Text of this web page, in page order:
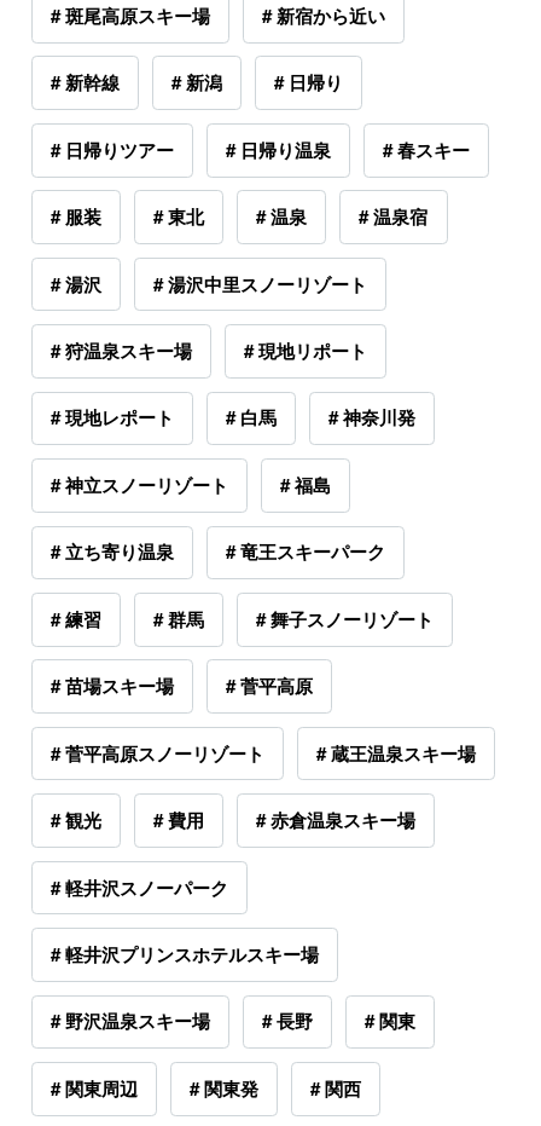
# 斑尾高原スキー場 # 新宿から近い
# 新幹線 # 新潟 # 日帰り
# 日帰りツアー # 日帰り温泉 # 春スキー
# 服装 # 東北 # 温泉 # 温泉宿
# 湯沢 # 湯沢中里スノーリゾート
# 狩温泉スキー場 # 現地リポート
# 現地レポート # 白馬 # 神奈川発
# 神立スノーリゾート # 福島
# 立ち寄り温泉 # 竜王スキーパーク
# 練習 # 群馬 # 舞子スノーリゾート
# 苗場スキー場 # 菅平高原
# 菅平高原スノーリゾート # 蔵王温泉スキー場
# 観光 # 費用 # 赤倉温泉スキー場
# 軽井沢スノーパーク
# 軽井沢プリンスホテルスキー場
# 野沢温泉スキー場 # 長野 # 関東
# 関東周辺 # 関東発 # 関西